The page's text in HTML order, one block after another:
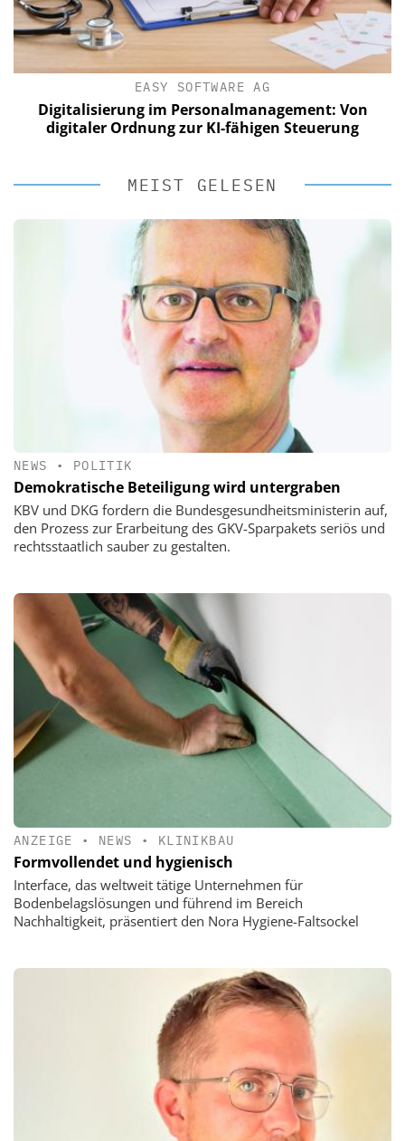
EASY SOFTWARE AG
Digitalisierung im Personalmanagement: Von
digitaler Ordnung zur KI-fähigen Steuerung
MEIST GELESEN
NEWS • POLITIK
Demokratische Beteiligung wird untergraben
KBV und DKG fordern die Bundesgesundheitsministerin auf,
den Prozess zur Erarbeitung des GKV-Sparpakets seriös und
rechtsstaatlich sauber zu gestalten.
ANZEIGE • NEWS • KLINIKBAU
Formvollendet und hygienisch
Interface, das weltweit tätige Unternehmen für
Bodenbelagslösungen und führend im Bereich
Nachhaltigkeit, präsentiert den Nora Hygiene-Faltsockel